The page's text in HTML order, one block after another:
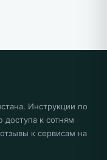
Инструкции по
доступа к сотням
к сервисам на